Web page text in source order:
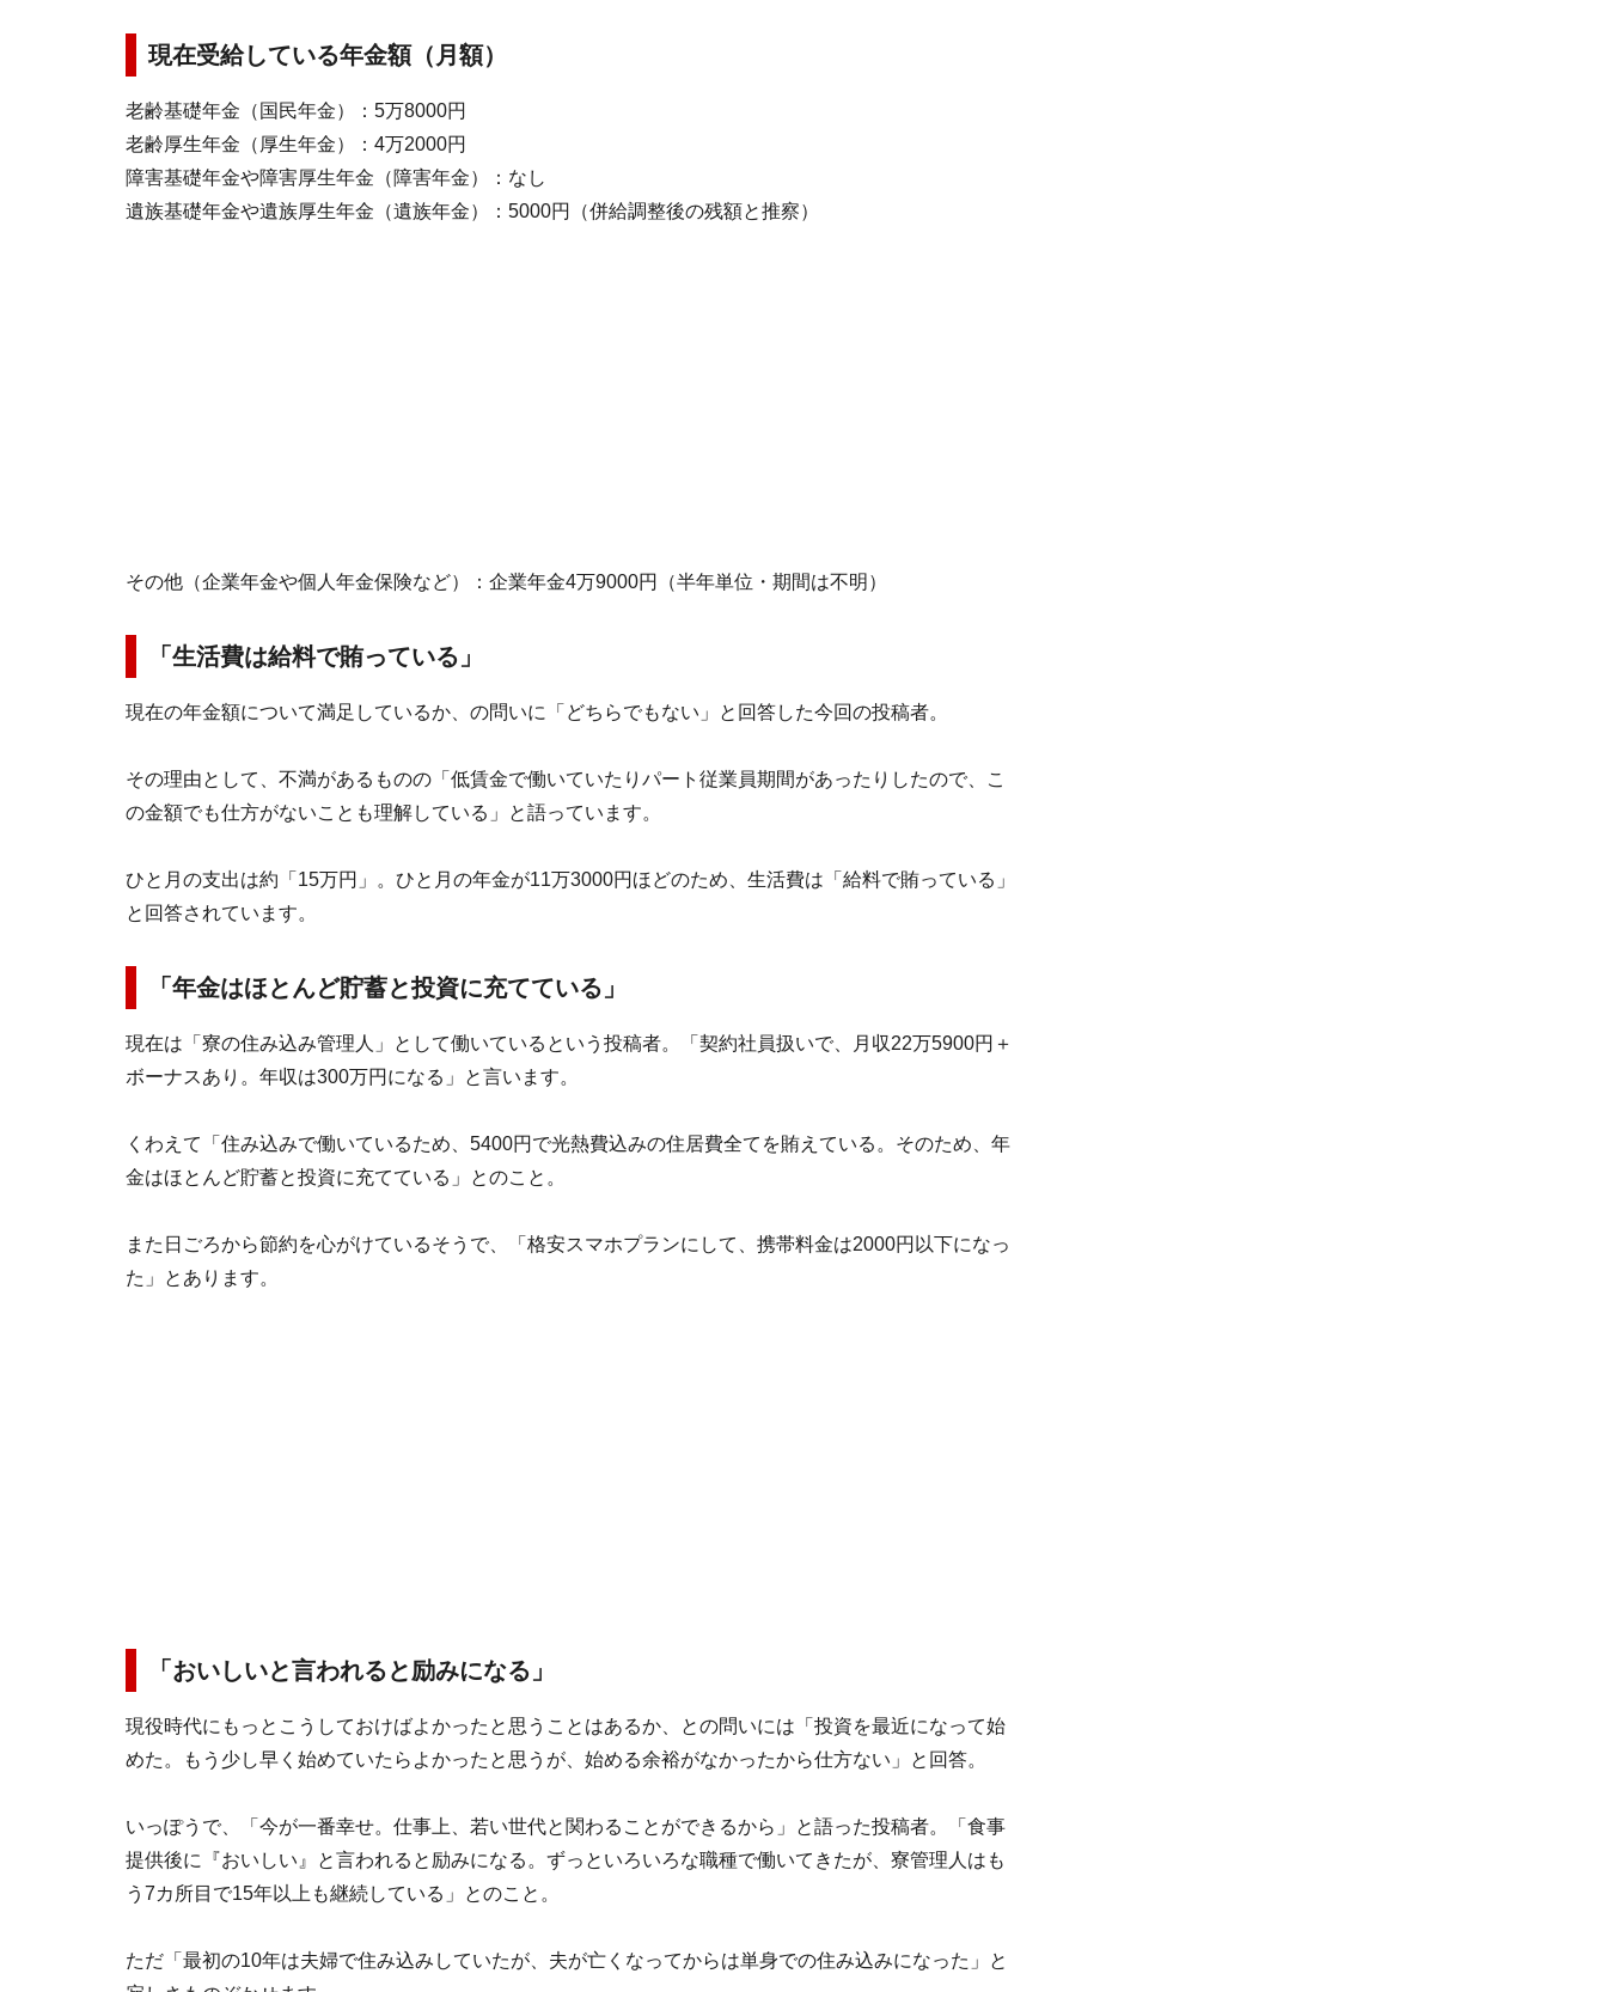
現在受給している年金額（月額）
老齢基礎年金（国民年金）：5万8000円
老齢厚生年金（厚生年金）：4万2000円
障害基礎年金や障害厚生年金（障害年金）：なし
遺族基礎年金や遺族厚生年金（遺族年金）：5000円（併給調整後の残額と推察）
その他（企業年金や個人年金保険など）：企業年金4万9000円（半年単位・期間は不明）
「生活費は給料で賄っている」
現在の年金額について満足しているか、の問いに「どちらでもない」と回答した今回の投稿者。
その理由として、不満があるものの「低賃金で働いていたりパート従業員期間があったりしたので、こ
の金額でも仕方がないことも理解している」と語っています。
ひと月の支出は約「15万円」。ひと月の年金が11万3000円ほどのため、生活費は「給料で賄っている」
と回答されています。
「年金はほとんど貯蓄と投資に充てている」
現在は「寮の住み込み管理人」として働いているという投稿者。「契約社員扱いで、月収22万5900円＋
ボーナスあり。年収は300万円になる」と言います。
くわえて「住み込みで働いているため、5400円で光熱費込みの住居費全てを賄えている。そのため、年
金はほとんど貯蓄と投資に充てている」とのこと。
また日ごろから節約を心がけているそうで、「格安スマホプランにして、携帯料金は2000円以下になっ
た」とあります。
「おいしいと言われると励みになる」
現役時代にもっとこうしておけばよかったと思うことはあるか、との問いには「投資を最近になって始
めた。もう少し早く始めていたらよかったと思うが、始める余裕がなかったから仕方ない」と回答。
いっぽうで、「今が一番幸せ。仕事上、若い世代と関わることができるから」と語った投稿者。「食事
提供後に『おいしい』と言われると励みになる。ずっといろいろな職種で働いてきたが、寮管理人はも
う7カ所目で15年以上も継続している」とのこと。
ただ「最初の10年は夫婦で住み込みしていたが、夫が亡くなってからは単身での住み込みになった」と